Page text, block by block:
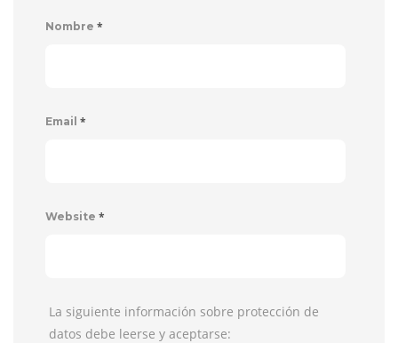
Nombre *
Email *
Website *
La siguiente información sobre protección de
datos debe leerse y aceptarse: